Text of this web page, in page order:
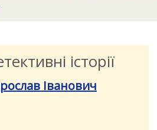
історії
Іванович